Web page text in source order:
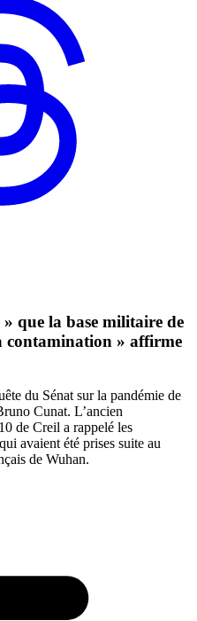
que la base militaire de
contamination » affirme
du Sénat sur la pandémie de
Cunat. L’ancien
de Creil a rappelé les
avaient été prises suite au
de Wuhan.